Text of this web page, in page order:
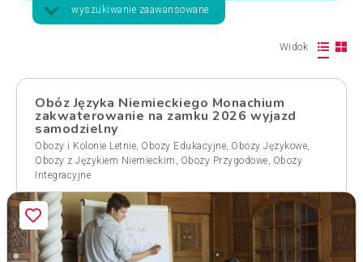
wyszukiwanie zaawansowane
Widok
Obóz Języka Niemieckiego Monachium
zakwaterowanie na zamku 2026 wyjazd
samodzielny
Obozy i Kolonie Letnie, Obozy Edukacyjne, Obozy Językowe,
Obozy z Językiem Niemieckim , Obozy Przygodowe, Obozy
Integracyjne